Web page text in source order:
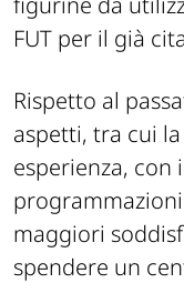
FUT per il già
Rispetto al
aspetti, tra cui
esperienza, con
maggiori
spendere un